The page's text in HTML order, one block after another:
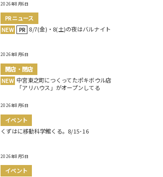
2026年8月6日
PRニュース
NEW
PR 8/7(金)・8(土)の夜はバルナイト
2026年8月6日
開店・閉店
NEW 中宮東之町につくってたポキボウル店
「アリハウス」がオープンしてる
2026年8月6日
イベント
くずはに移動科学館くる。8/15･16
2026年8月5日
イベント